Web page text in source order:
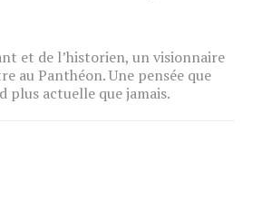
et de l’historien, un visionnaire
au Panthéon. Une pensée que
plus actuelle que jamais.